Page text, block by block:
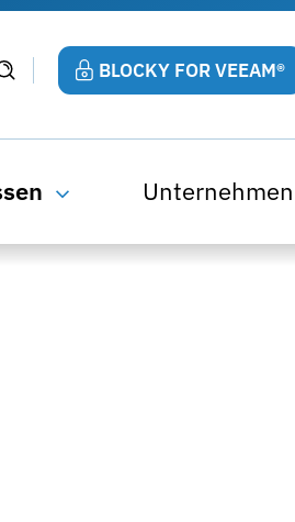
BLOCKY FOR VEEAM®
Unternehmen